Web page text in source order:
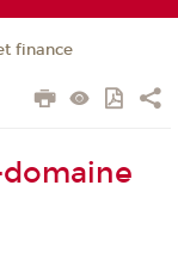
finance